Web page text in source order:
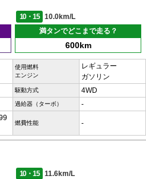
10・15
10.0km/L
満タンでどこまで走る？
600km
使用燃料
エンジン
レギュラー
ガソリン
駆動方式 4WD
過給器（ターボ） -
燃費性能 -
10・15
11.6km/L